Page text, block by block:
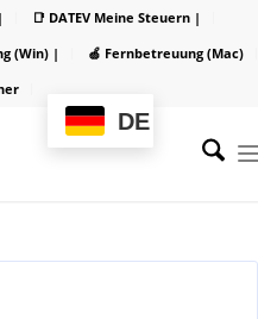
📑 DATEV Meine Steuern |
(Win) |
🍏 Fernbetreuung (Mac)
DE